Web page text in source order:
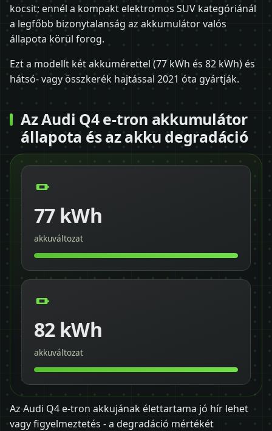
kocsit; ennél a kompakt elektromos SUV kategóriánál
a legfőbb bizonytalanság az akkumulátor valós
állapota körül forog.
Ezt a modellt két akkumérettel (77 kWh és 82 kWh) és
hátsó- vagy összkerék hajtással 2021 óta gyártják.
Az Audi Q4 e-tron akkumulátor
állapota és az akku degradáció
77 kWh
akkuváltozat
82 kWh
akkuváltozat
Az Audi Q4 e-tron akkujának élettartama jó hír lehet
vagy figyelmeztetés - a degradáció mértékét